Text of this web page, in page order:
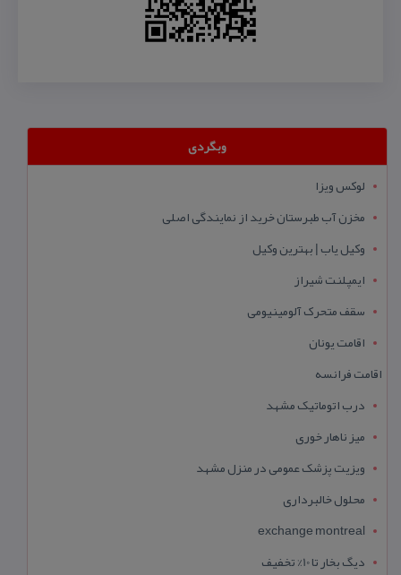
وبگردی
لوکس ویزا
مخزن آب طبرستان خرید از نمایندگی اصلی
وکیل یاب | بهترین وکیل
ایمپلنت شیراز
سقف متحرک آلومینیومی
اقامت یونان
اقامت فرانسه
درب اتوماتیک مشهد
میز ناهار خوری
ویزیت پزشک عمومی در منزل مشهد
محلول خالبرداری
exchange montreal
دیگ بخار تا 10% تخفیف